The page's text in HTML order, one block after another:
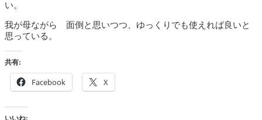
い。
我が母ながら 面倒と思いつつ、ゆっくりでも使えれば良いと
思っている。
共有:
Facebook X